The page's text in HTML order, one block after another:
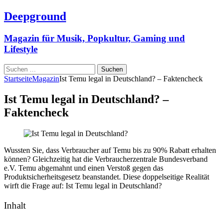
Deepground
Magazin für Musik, Popkultur, Gaming und
Lifestyle
Suchen
nach:
StartseiteMagazinIst Temu legal in Deutschland? – Faktencheck
Ist Temu legal in Deutschland? –
Faktencheck
Wussten Sie, dass Verbraucher auf Temu bis zu 90% Rabatt erhalten
können? Gleichzeitig hat die Verbraucherzentrale Bundesverband
e.V. Temu abgemahnt und einen Verstoß gegen das
Produktsicherheitsgesetz beanstandet. Diese doppelseitige Realität
wirft die Frage auf: Ist Temu legal in Deutschland?
Inhalt